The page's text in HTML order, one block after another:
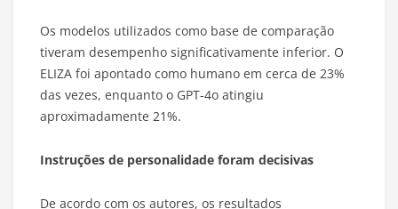
Os modelos utilizados como base de comparação
tiveram desempenho significativamente inferior. O
ELIZA foi apontado como humano em cerca de 23%
das vezes, enquanto o GPT-4o atingiu
aproximadamente 21%.
Instruções de personalidade foram decisivas
De acordo com os autores, os resultados